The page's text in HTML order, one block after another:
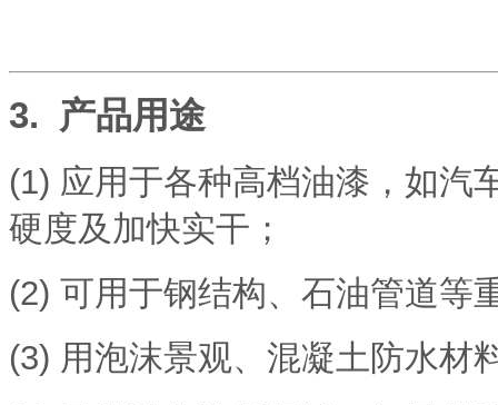
3. 产品用途
(1) 应用于各种高档油漆，如汽
硬度及加快实干；
(2) 可用于钢结构、石油管道等
(3) 用泡沫景观、混凝土防水材